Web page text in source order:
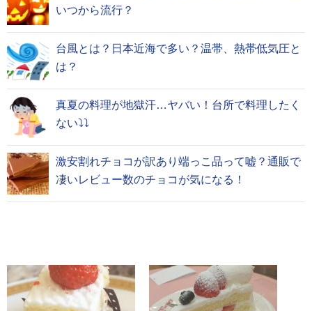
いつから流行？
台風とは？日本近海で多い？温帯、熱帯低気圧と
は？
真夏の料理が地獄汗…ヤバい！台所で料理したく
ない⤵⤵
激安割れチョコが訳あり端っこ品って嘘？通販で
凄いレビュー数のチョコが気になる！